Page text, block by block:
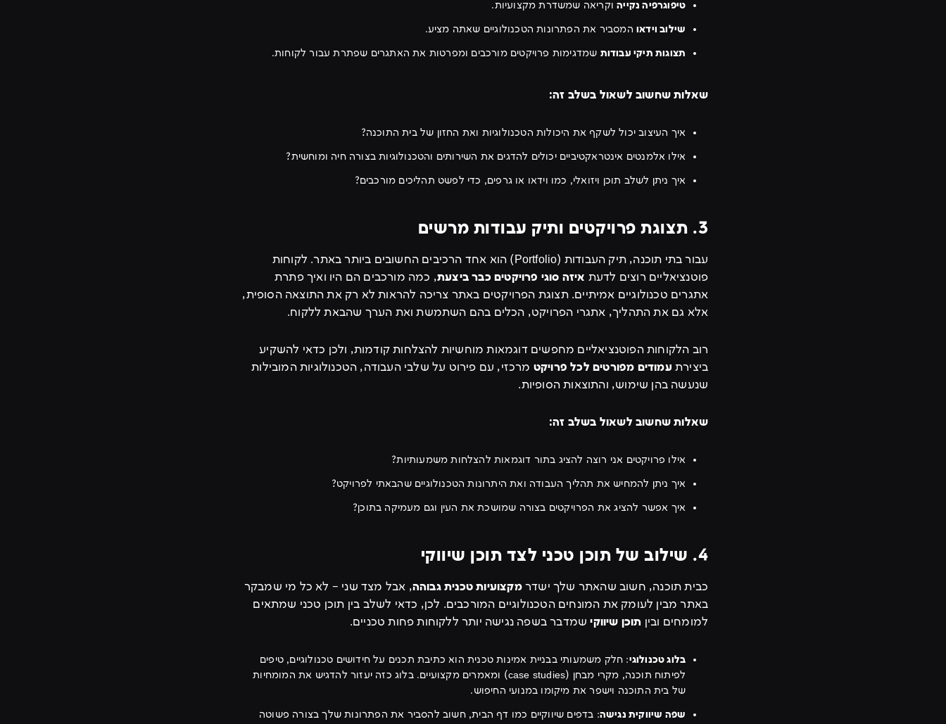
טיפוגרפיה נקייהוקריאה שמשדרת מקצועיות.
שילוב וידאו המסביר את הפתרונות הטכנולוגיים שאתה מציע.
תצוגות תיקי עבודות שמדגימות פרויקטים מורכבים ומפרטות את האתגרים שפתרת עבור לקוחות.
שאלות שחשוב לשאול בשלב זה:
איך העיצוב יכול לשקף את היכולות הטכנולוגיות ואת החזון של בית התוכנה?
אילו אלמנטים אינטראקטיביים יכולים להדגים את השירותים והטכנולוגיות בצורה חיה ומוחשית?
איך ניתן לשלב תוכן ויזואלי, כמו וידאו או גרפים, כדי לפשט תהליכים מורכבים?
3. תצוגת פרויקטים ותיק עבודות מרשים
עבור בתי תוכנה, תיק העבודות (Portfolio) הוא אחד הרכיבים החשובים ביותר באתר. לקוחות
פוטנציאליים רוצים לדעת איזה סוגי פרויקטים כבר ביצעת, כמה מורכבים הם היו ואיך פתרת
אתגרים טכנולוגיים אמיתיים. תצוגת הפרויקטים באתר צריכה להראות לא רק את התוצאה הסופית,
אלא גם את התהליך, אתגרי הפרויקט, הכלים בהם השתמשת ואת הערך שהבאת ללקוח.
רוב הלקוחות הפוטנציאליים מחפשים דוגמאות מוחשיות להצלחות קודמות, ולכן כדאי להשקיע
ביצירת עמודים מפורטים לכל פרויקט מרכזי, עם פירוט על שלבי העבודה, הטכנולוגיות המובילות
שנעשה בהן שימוש, והתוצאות הסופיות.
שאלות שחשוב לשאול בשלב זה:
אילו פרויקטים אני רוצה להציג בתור דוגמאות להצלחות משמעותיות?
איך ניתן להמחיש את תהליך העבודה ואת היתרונות הטכנולוגיים שהבאתי לפרויקט?
איך אפשר להציג את הפרויקטים בצורה שמושכת את העין וגם מעמיקה בתוכן?
4. שילוב של תוכן טכני לצד תוכן שיווקי
כבית תוכנה, חשוב שהאתר שלך ישדרמקצועיות טכנית גבוהה, אבל מצד שני – לא כל מי שמבקר
באתר מבין לעומק את המונחים הטכנולוגיים המורכבים. לכן, כדאי לשלב בין תוכן טכני שמתאים
למומחים ובין תוכן שיווקישמדבר בשפה נגישה יותר ללקוחות פחות טכניים.
בלוג טכנולוגי: חלק משמעותי בבניית אמינות טכנית הוא כתיבת תכנים על חידושים טכנולוגיים, טיפים
לפיתוח תוכנה, מקרי מבחן (case studies) ומאמרים מקצועיים. בלוג כזה יעזור להדגיש את המומחיות
של בית התוכנה וישפר את מיקומו במנועי החיפוש.
שפה שיווקית נגישה: בדפים שיווקיים כמו דף הבית, חשוב להסביר את הפתרונות שלך בצורה פשוטה